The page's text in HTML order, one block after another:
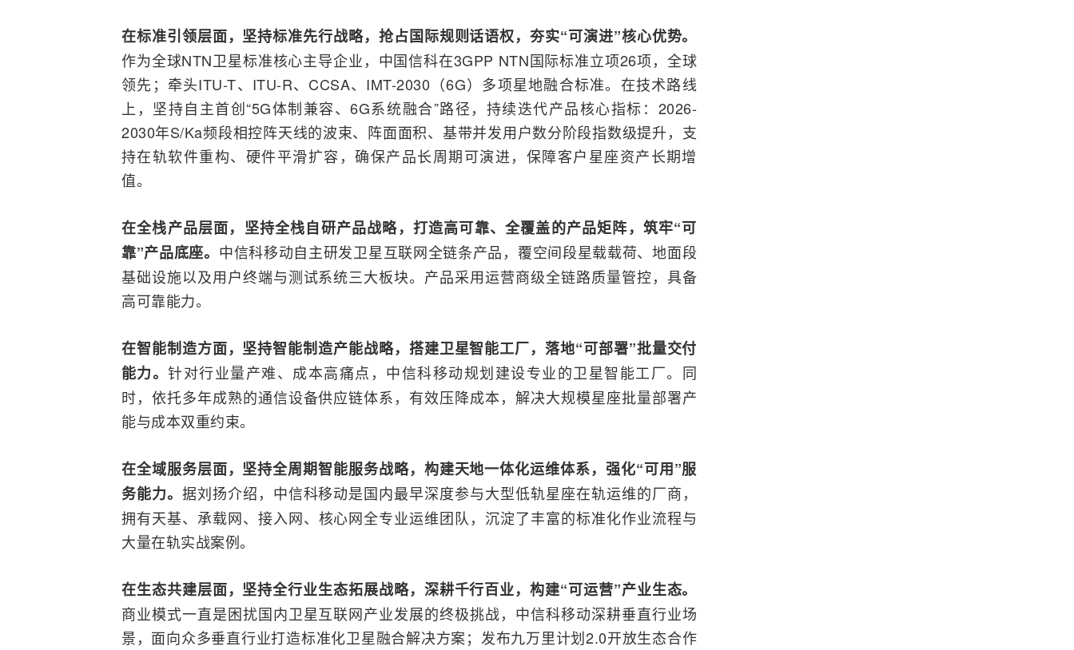
在标准引领层面，坚持标准先行战略，抢占国际规则话语权，夯实“可演进”核心优势。
作为全球NTN卫星标准核心主导企业，中国信科在3GPP NTN国际标准立项26项，全球
领先；牵头ITU-T、ITU-R、 CCSA、IMT-2030（6G）多项星地融合标准。在技术路线
上，坚持自主首创“5G体制兼容、6G系统融合”路径，持续迭代产品核心指标：2026-
2030年S/Ka频段相控阵天线的波束、阵面面积、基带并发用户数分阶段指数级提升，支
持在轨软件重构、硬件平滑扩容，确保产品长周期可演进，保障客户星座资产长期增
值。
在全栈产品层面，坚持全栈自研产品战略，打造高可靠、全覆盖的产品矩阵，筑牢“可
靠”产品底座。 中信科移动自主研发卫星互联网全链条产品，覆空间段星载载荷、地面段
基础设施以及用户终端与测试系统三大板块。产品采用运营商级全链路质量管控，具备
高可靠能力。
在智能制造方面，坚持智能制造产能战略，搭建卫星智能工厂，落地“可部署”批量交付
能力。针对行业量产难、成本高痛点，中信科移动规划建设专业的卫星智能工厂。同
时，依托多年成熟的通信设备供应链体系，有效压降成本，解决大规模星座批量部署产
能与成本双重约束。
在全域服务层面，坚持全周期智能服务战略，构建天地一体化运维体系，强化“可用”服
务能力。 据刘扬介绍，中信科移动是国内最早深度参与大型低轨星座在轨运维的厂商，
拥有天基、 承载网、 接入网、核心网全专业运维团队，沉淀了丰富的标准化作业流程与
大量在轨实战案例。
在生态共建层面，坚持全行业生态拓展战略，深耕千行百业，构建“可运营”产业生态。
商业模式一直是困扰国内卫星互联网产业发展的终极挑战，中信科移动深耕垂直行业场
景，面向众多垂直行业打造标准化卫星融合解决方案；发布九万里计划2.0开放生态合作